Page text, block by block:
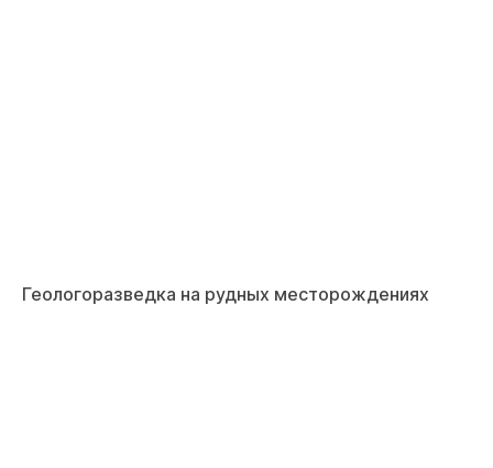
Геологоразведка на рудных месторождениях